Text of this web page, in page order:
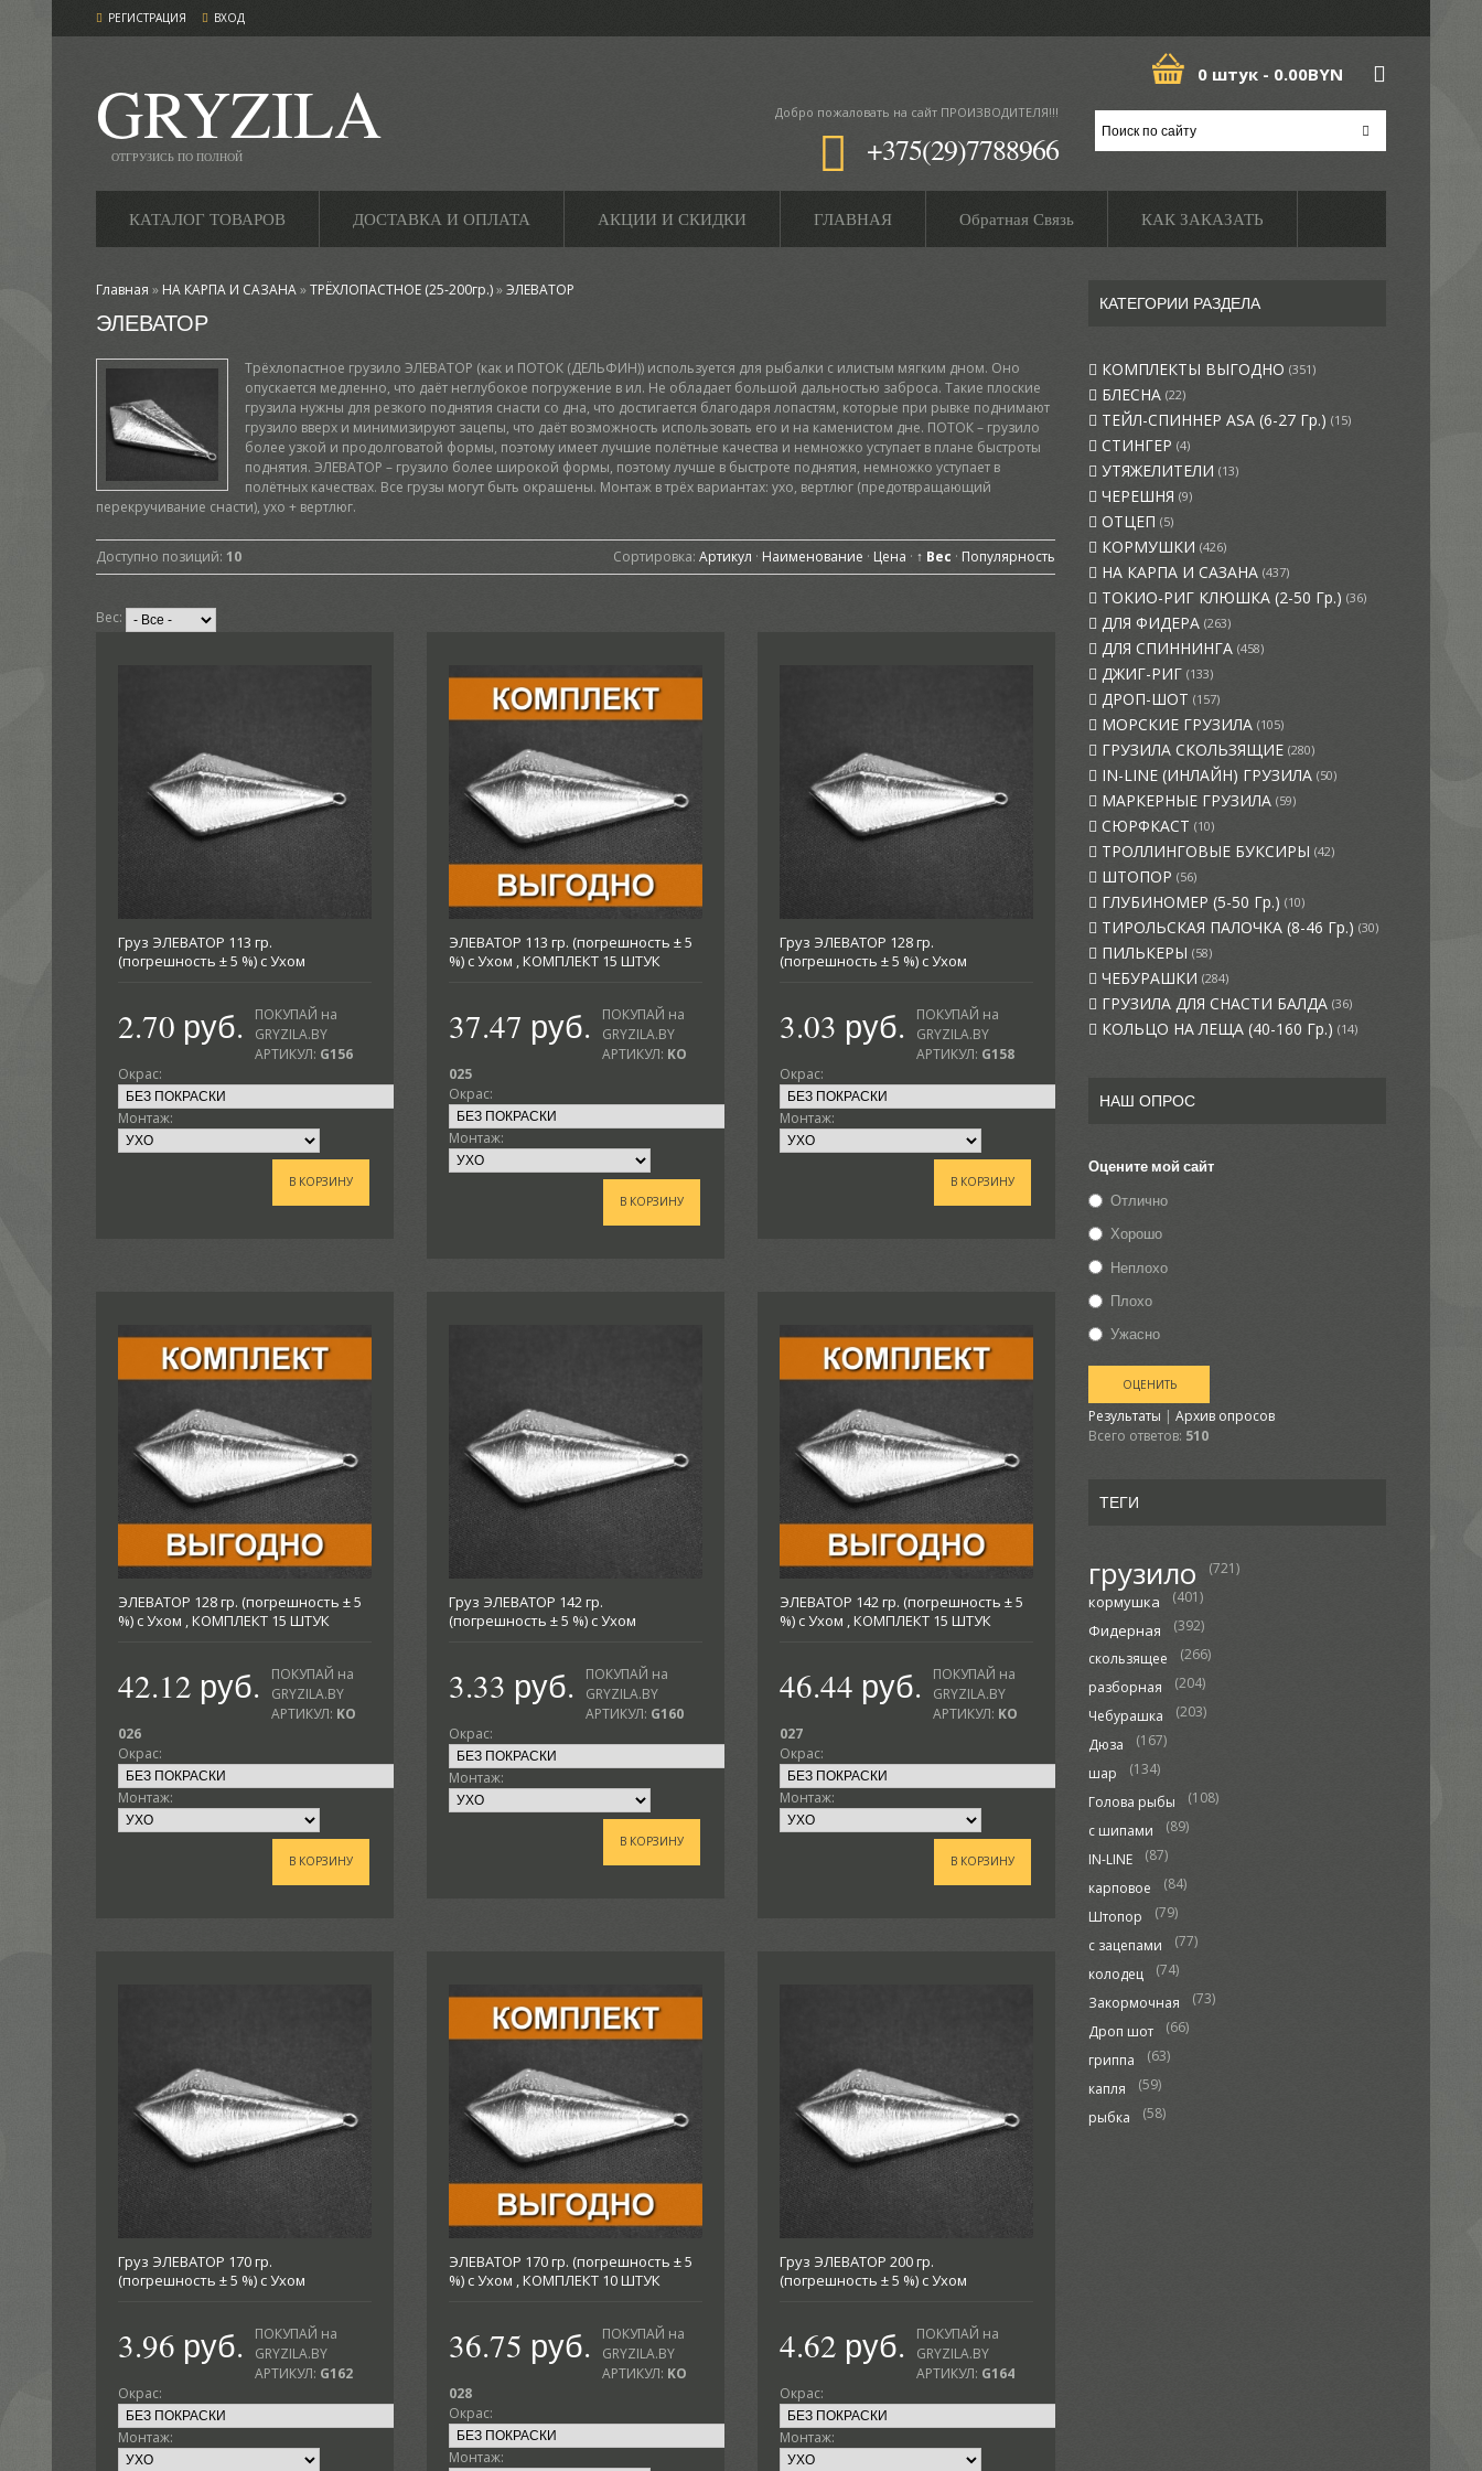
РЕГИСТРАЦИЯ ВХОД
GRYZILA
ОТГРУЗИСЬ ПО ПОЛНОЙ
0 штук - 0.00BYN
Добро пожаловать на сайт ПРОИЗВОДИТЕЛЯ!!!
+375(29)7788966
КАТАЛОГ ТОВАРОВ ДОСТАВКА И ОПЛАТА АКЦИИ И СКИДКИ ГЛАВНАЯ Обратная Связь КАК ЗАКАЗАТЬ
КАТЕГОРИИ РАЗДЕЛА
КОМПЛЕКТЫ ВЫГОДНО (351)
БЛЕСНА (22)
ТЕЙЛ-СПИННЕР ASA (6-27 Гр.) (15)
СТИНГЕР (4)
УТЯЖЕЛИТЕЛИ (13)
ЧЕРЕШНЯ (9)
ОТЦЕП (5)
КОРМУШКИ (426)
НА КАРПА И САЗАНА (437)
ТОКИО-РИГ КЛЮШКА (2-50 Гр.) (36)
ДЛЯ ФИДЕРА (263)
ДЛЯ СПИННИНГА (458)
ДЖИГ-РИГ (133)
ДРОП-ШОТ (157)
МОРСКИЕ ГРУЗИЛА (105)
ГРУЗИЛА СКОЛЬЗЯЩИЕ (280)
IN-LINE (ИНЛАЙН) ГРУЗИЛА (50)
МАРКЕРНЫЕ ГРУЗИЛА (59)
СЮРФКАСТ (10)
ТРОЛЛИНГОВЫЕ БУКСИРЫ (42)
ШТОПОР (56)
ГЛУБИНОМЕР (5-50 Гр.) (10)
ТИРОЛЬСКАЯ ПАЛОЧКА (8-46 Гр.) (30)
ПИЛЬКЕРЫ (58)
ЧЕБУРАШКИ (284)
ГРУЗИЛА ДЛЯ СНАСТИ БАЛДА (36)
КОЛЬЦО НА ЛЕЩА (40-160 Гр.) (14)
НАШ ОПРОС
Оцените мой сайт
Отлично
Хорошо
Неплохо
Плохо
Ужасно
Результаты
Архив опросов
Всего ответов: 510
ТЕГИ
грузило (721)
кормушка (401)
Фидерная
(392)
скользящее
(266)
разборная
(204)
Чебурашка
(203)
Дюза
(167)
шар
(134)
Голова рыбы
(108)
с шипами
(89)
IN-LINE
(87)
карповое
(84)
Штопор
(79)
с зацепами
(77)
колодец
(74)
Закормочная
(73)
Дроп шот
(66)
гриппа
(63)
капля
(59)
рыбка
(58)
Главная » НА КАРПА И САЗАНА»ТРЁХЛОПАСТНОЕ (25-200гр.)»ЭЛЕВАТОР
ЭЛЕВАТОР
Трёхлопастное грузило ЭЛЕВАТОР (как и ПОТОК (ДЕЛЬФИН)) используется для рыбалки с илистым мягким дном. Оно
опускается медленно, что даёт неглубокое погружение в ил. Не обладает большой дальностью заброса. Такие плоские
грузила нужны для резкого поднятия снасти со дна, что достигается благодаря лопастям, которые при рывке поднимают
грузило вверх и минимизируют зацепы, что даёт возможность использовать его и на каменистом дне. ПОТОК – грузило
более узкой и продолговатой формы, поэтому имеет лучшие полётные качества и немножко уступает в плане быстроты
поднятия. ЭЛЕВАТОР – грузило более широкой формы, поэтому лучше в быстроте поднятия, немножко уступает в
полётных качествах. Все грузы могут быть окрашены. Монтаж в трёх вариантах: ухо, вертлюг (предотвращающий
перекручивание снасти), ухо + вертлюг.
Доступно позиций: 10 Сортировка: Артикул · Наименование · Цена · ↑ Вес · Популярность
Вес:
Груз ЭЛЕВАТОР 113 гр.
(погрешность ± 5 %) с Ухом
2.70 руб.
ПОКУПАЙ на
GRYZILA.BY
АРТИКУЛ: G156
Окрас:
Монтаж:
В КОРЗИНУ
ЭЛЕВАТОР 113 гр. (погрешность ± 5
%) с Ухом , КОМПЛЕКТ 15 ШТУК
37.47 руб.
ПОКУПАЙ на
GRYZILA.BY
АРТИКУЛ: KO
025
Окрас:
Монтаж:
В КОРЗИНУ
Груз ЭЛЕВАТОР 128 гр.
(погрешность ± 5 %) с Ухом
3.03 руб.
ПОКУПАЙ на
GRYZILA.BY
АРТИКУЛ: G158
Окрас:
Монтаж:
В КОРЗИНУ
ЭЛЕВАТОР 128 гр. (погрешность ± 5
%) с Ухом , КОМПЛЕКТ 15 ШТУК
42.12 руб.
ПОКУПАЙ на
GRYZILA.BY
АРТИКУЛ: KO
026
Окрас:
Монтаж:
В КОРЗИНУ
Груз ЭЛЕВАТОР 142 гр.
(погрешность ± 5 %) с Ухом
3.33 руб.
ПОКУПАЙ на
GRYZILA.BY
АРТИКУЛ: G160
Окрас:
Монтаж:
В КОРЗИНУ
ЭЛЕВАТОР 142 гр. (погрешность ± 5
%) с Ухом , КОМПЛЕКТ 15 ШТУК
46.44 руб.
ПОКУПАЙ на
GRYZILA.BY
АРТИКУЛ: KO
027
Окрас:
Монтаж:
В КОРЗИНУ
Груз ЭЛЕВАТОР 170 гр.
(погрешность ± 5 %) с Ухом
3.96 руб.
ПОКУПАЙ на
GRYZILA.BY
АРТИКУЛ: G162
Окрас:
Монтаж:
ЭЛЕВАТОР 170 гр. (погрешность ± 5
%) с Ухом , КОМПЛЕКТ 10 ШТУК
36.75 руб.
ПОКУПАЙ на
GRYZILA.BY
АРТИКУЛ: KO
028
Окрас:
Монтаж:
Груз ЭЛЕВАТОР 200 гр.
(погрешность ± 5 %) с Ухом
4.62 руб.
ПОКУПАЙ на
GRYZILA.BY
АРТИКУЛ: G164
Окрас:
Монтаж: